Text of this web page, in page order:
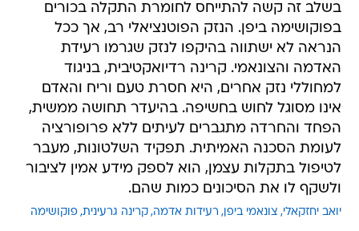
בשלב זה קשה להתייחס לחומרת התקלה בכורים
בפוקושימה ביפן. הנזק הפוטנציאלי רב, אך ככל
הנראה לא ישתווה בהיקפו לנזק שגרמו רעידת
האדמה והצונאמי. קרינה רדיואקטיבית, בניגוד
למחוללי נזק אחרים, היא חסרת טעם וריח והאדם
אינו מסוגל לחוש בחשיפה. בהיעדר תחושה ממשית,
הפחד והחרדה מתגברים לעיתים ללא פרופורציה
לעומת הסכנה האמיתית. תפקיד השלטונות, מעבר
לטיפול בתקלות עצמן, הוא לספק מידע אמין לציבור
ולשקף לו את הסיכונים כמות שהם.
יואב יחזקאלי צונאמי ביפן רעידות אדמה קרינה גרעינית פוקושימה